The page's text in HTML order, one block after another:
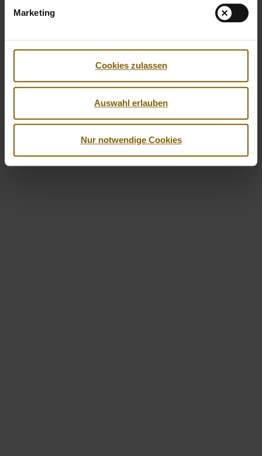
Marketing
Cookies zulassen
Auswahl erlauben
Nur notwendige Cookies
InstagramYoutube LinkedIn
© 2026 by Nationale Anti Doping Agentur
Impressum Datenschutzerklärung